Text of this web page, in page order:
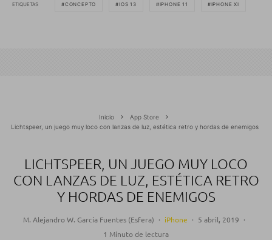
ETIQUETAS CONCEPTO IOS 13 IPHONE 11 IPHONE XI
Inicio
App Store
Lichtspeer, un juego muy loco con lanzas de luz, estética retro y hordas de enemigos
LICHTSPEER, UN JUEGO MUY LOCO
CON LANZAS DE LUZ, ESTÉTICA RETRO
Y HORDAS DE ENEMIGOS
M. Alejandro W. García Fuentes (Esfera) · iPhone · 5 abril, 2019 ·
1 Minuto de lectura